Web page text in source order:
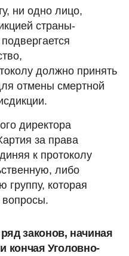
ни одно лицо,
страны-
должно принять
отмены смертной
директора
за права
к протоколу
либо
группу, которая
вопросы.
законов, начиная
кончая Уголовно-